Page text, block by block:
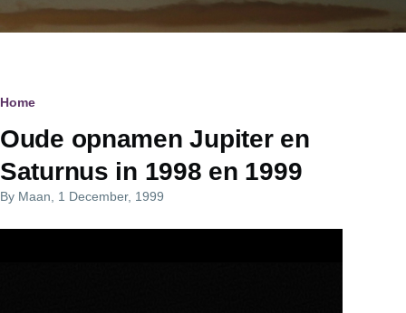
Breadcrumb
Home
Oude opnamen Jupiter en
Saturnus in 1998 en 1999
By Maan, 1 December, 1999